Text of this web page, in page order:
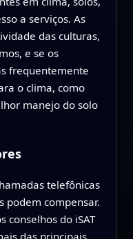
a serviços. As
das culturas,
e se os
frequentemente
o clima, como
manejo do solo
telefônicas
podem compensar.
conselhos do iSAT